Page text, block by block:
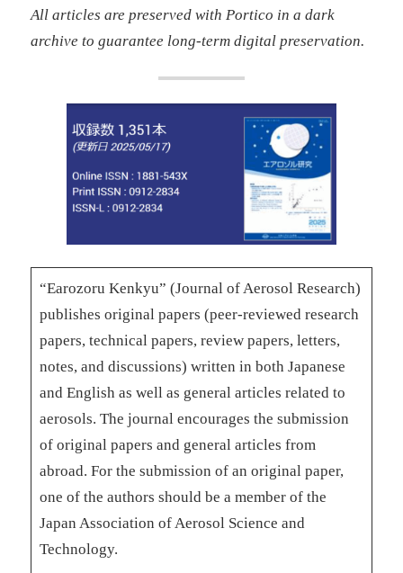
All articles are preserved with Portico in a dark
archive to guarantee long-term digital preservation.
“Earozoru Kenkyu” (Journal of Aerosol Research)
publishes original papers (peer-reviewed research
papers, technical papers, review papers, letters,
notes, and discussions) written in both Japanese
and English as well as general articles related to
aerosols. The journal encourages the submission
of original papers and general articles from
abroad. For the submission of an original paper,
one of the authors should be a member of the
Japan Association of Aerosol Science and
Technology.